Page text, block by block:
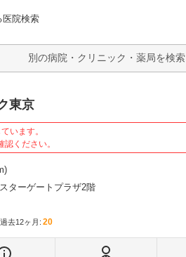
医院検索
検索
東京
います。
ください。
)
ターゲートプラザ2階
過去12ヶ月: 20